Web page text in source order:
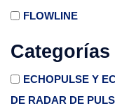
FLOWLINE
Categorías
ECHOPULSE Y
DE RADAR DE